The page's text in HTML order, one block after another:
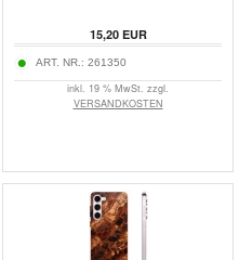
15,20EUR
ART. NR.: 261350
inkl. 19 % MwSt. zzgl.
VERSANDKOSTEN